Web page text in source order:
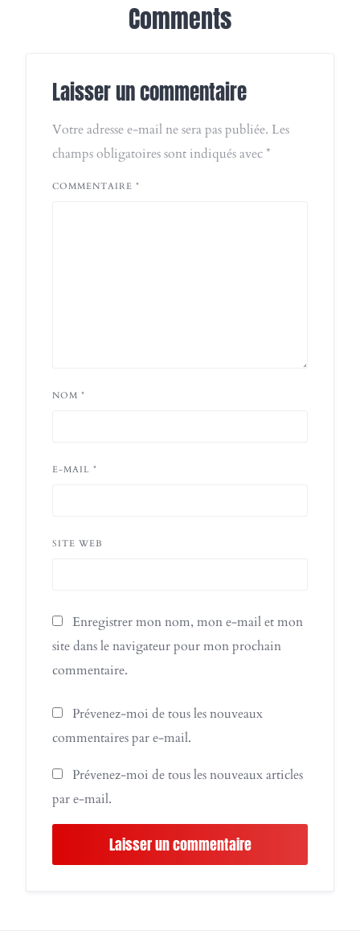
Comments
Laisser un commentaire
Votre adresse e-mail ne sera pas publiée. Les
champs obligatoires sont indiqués avec*
COMMENTAIRE *
NOM *
E-MAIL *
SITE WEB
Enregistrer mon nom, mon e-mail et mon
site dans le navigateur pour mon prochain
commentaire.
Prévenez-moi de tous les nouveaux
commentaires par e-mail.
Prévenez-moi de tous les nouveaux articles
par e-mail.